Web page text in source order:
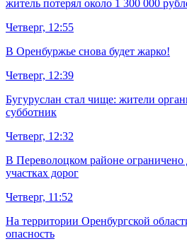
житель потерял около 1 300 000
Четверг, 12:55
В Оренбуржье снова будет жарко!
Четверг, 12:39
Бугуруслан стал чище: жители
субботник
Четверг, 12:32
В Переволоцком районе ограничено
участках дорог
Четверг, 11:52
На территории Оренбургской
опасность